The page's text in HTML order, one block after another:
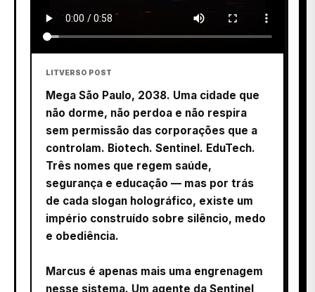
LITVERSO POST
Mega São Paulo, 2038. Uma cidade que
não dorme, não perdoa e não respira
sem permissão das corporações que a
controlam. Biotech. Sentinel. EduTech.
Três nomes que regem saúde,
segurança e educação — mas por trás
de cada slogan holográfico, existe um
império construído sobre silêncio, medo
e obediência.
Marcus é apenas mais uma engrenagem
nesse sistema. Um agente da Sentinel